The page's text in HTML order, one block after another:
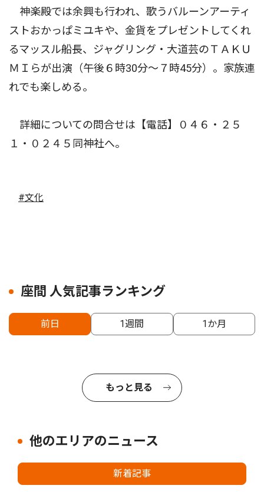
神楽殿では余興も行われ、歌うバルーンアーティ
ストおかっぱミユキや、金貨をプレゼントしてくれ
るマッスル船長、ジャグリング・大道芸のＴＡＫＵ
ＭＩらが出演（午後６時30分〜７時45分）。家族連
れでも楽しめる。
詳細についての問合せは【電話】０４６・２５
１・０２４５同神社へ。
#文化
座間 人気記事ランキング
前日 1週間 1か月
もっと見る
他のエリアのニュース
新着記事